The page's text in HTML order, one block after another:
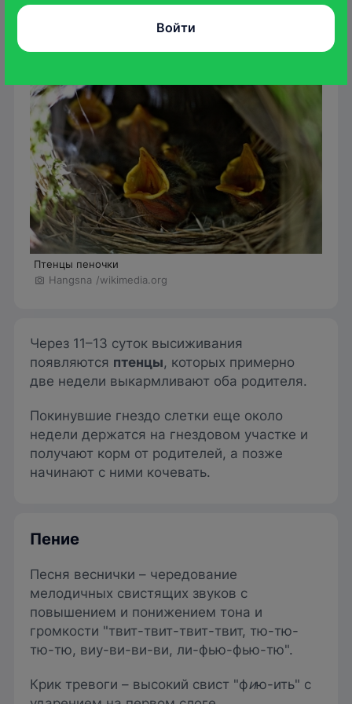
Птенцы пеночки
Hangsna /wikimedia.org
Через 11–13 суток высиживания
появляются птенцы, которых примерно
две недели выкармливают оба родителя.
Покинувшие гнездо слетки еще около
недели держатся на гнездовом участке и
получают корм от родителей, а позже
начинают с ними кочевать.
Пение
Песня веснички – чередование
мелодичных свистящих звуков с
повышением и понижением тона и
громкости "твит-твит-твит-твит, тю-тю-
тю-тю, виу-ви-ви-ви, ли-фью-фью-тю".
Крик тревоги – высокий свист "фию-ить" с
Войти